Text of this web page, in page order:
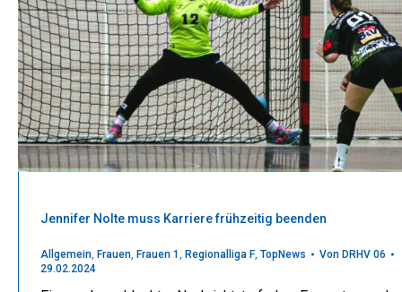
Jennifer Nolte muss Karriere frühzeitig beenden
Allgemein, Frauen, Frauen 1 , Regionalliga F, TopNews Von DRHV 06
29.02.2024